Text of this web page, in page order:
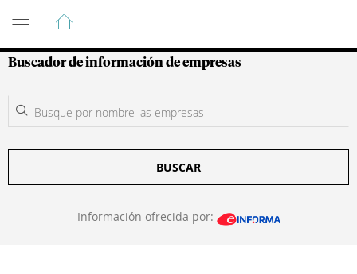
Guía de Empresas Colombianas
Buscador de información de empresas
BUSCAR
Información ofrecida por: